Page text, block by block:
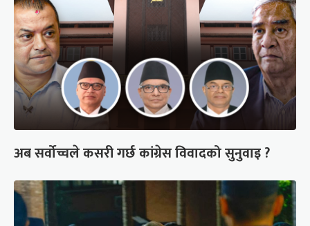
अब सर्वोच्चले कसरी गर्छ कांग्रेस विवादको सुनुवाइ ?